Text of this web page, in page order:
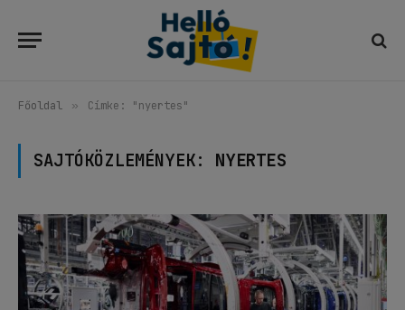
Főoldal » Címke: "nyertes"
SAJTÓKÖZLEMÉNYEK: NYERTES